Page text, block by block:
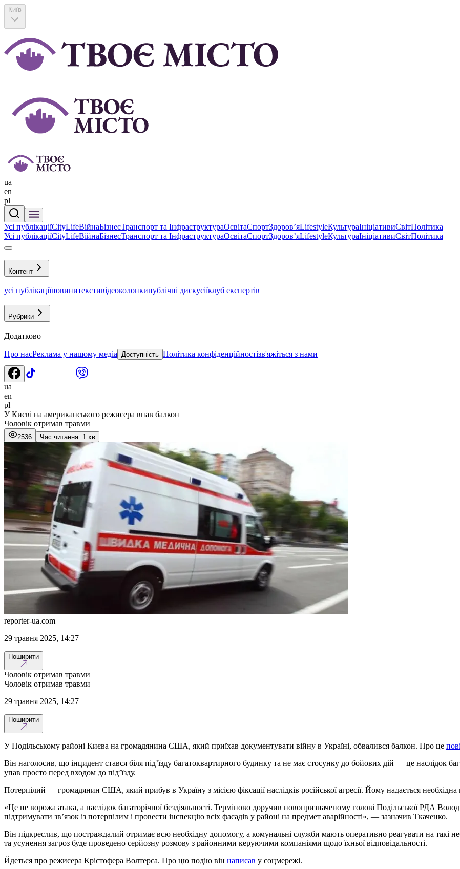
Київ
ua
en
pl
Усі публікаціїCityLifeВійнаБізнесТранспорт та ІнфраструктураОсвітаСпортЗдоровʼяLifestyleКультураІніціативиСвітПолітика
Усі публікаціїCityLifeВійнаБізнесТранспорт та ІнфраструктураОсвітаСпортЗдоровʼяLifestyleКультураІніціативиСвітПолітика
Контент
усі публікаціїновинитекстивідеоколонкипублічні дискусіїклуб експертів
Рубрики
Додатково
Про насРеклама у нашому медіа Доступність Політика конфіденційностізв'яжіться з нами
ua
en
pl
У Києві на американського режисера впав балкон
Чоловік отримав травми
2536 Час читання: 1 хв
reporter-ua.com
29 травня 2025, 14:27
Поширити
Чоловік отримав травми
Чоловік отримав травми
29 травня 2025, 14:27
Поширити
У Подільському районі Києва на громадянина США, який приїхав документувати війну в Україні, обвалився балкон. Про це
Він наголосив, що інцидент стався біля під’їзду багатоквартирного будинку та не має стосунку до бойових дій — це наслідок
упав просто перед входом до під’їзду.
Потерпілий — громадянин США, який прибув в Україну з місією фіксації наслідків російської агресії. Йому надається
«Це не ворожа атака, а наслідок багаторічної бездіяльності. Терміново доручив новопризначеному голові Подільської РДА
підтримувати зв’язок із потерпілим і провести інспекцію всіх фасадів у районі на предмет аварійності», — зазначив Ткаченко.
Він підкреслив, що постраждалий отримає всю необхідну допомогу, а комунальні служби мають оперативно реагувати на такі
та усунення загроз буде проведено серйозну розмову з районними керуючими компаніями щодо їхньої відповідальності.
Йдеться про режисера Крістофера Волтерса. Про цю подію він написав у соцмережі.